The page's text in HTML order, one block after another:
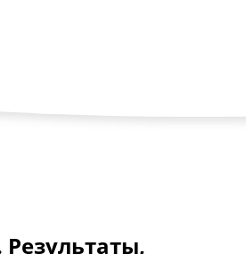
Результаты,